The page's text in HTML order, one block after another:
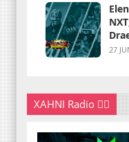
NXT; Persa pierde
27
XAHNI Radio 👇🏽